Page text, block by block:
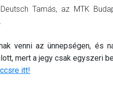
Tamás, az MTK
venni az ünnepségen, és
mert a jegy csak egyszeri
itt!